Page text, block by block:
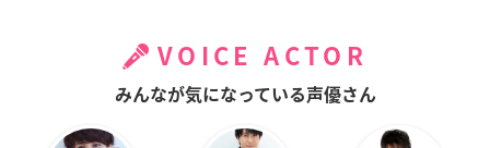
VOICE ACTOR
みんなが気になっている声優さん